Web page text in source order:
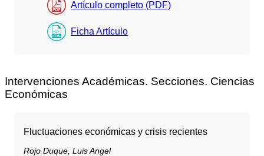
Artículo completo (PDF)
Ficha Artículo
Intervenciones Académicas. Secciones. Ciencias
Económicas
Fluctuaciones económicas y crisis recientes
Rojo Duque, Luis Angel